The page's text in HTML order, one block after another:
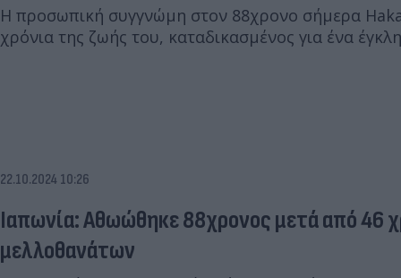
Η προσωπική συγγνώμη στον 88χρονο σήμερα
χρόνια της ζωής του, καταδικασμένος για ένα
22.10.2024 10:26
Ιαπωνία: Αθωώθηκε 88χρονος μετά από 46
μελλοθανάτων